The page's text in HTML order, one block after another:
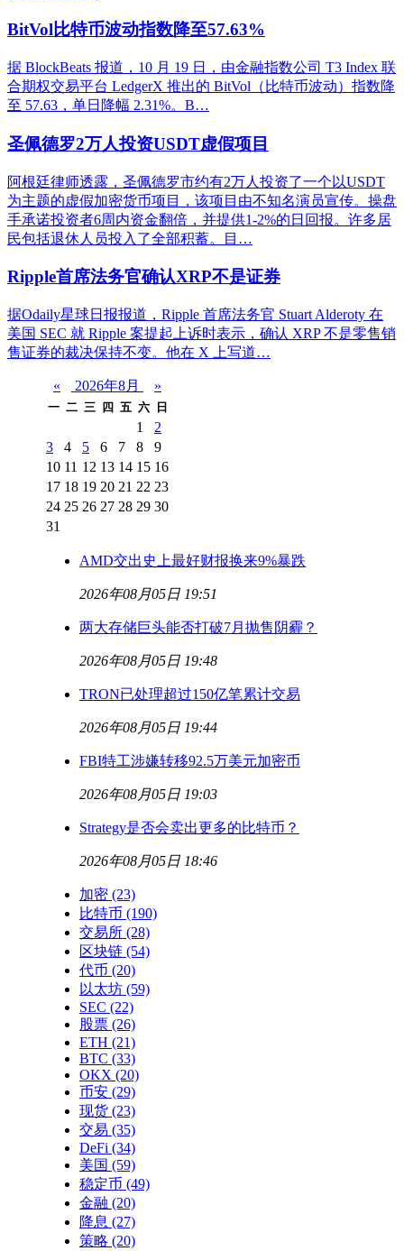
BitVol比特币波动指数降至57.63%
据 BlockBeats 报道，10 月 19 日，由金融指数公司 T3 Index 联
合期权交易平台 LedgerX 推出的 BitVol（比特币波动）指数降
至 57.63，单日降幅 2.31%。B…
圣佩德罗2万人投资USDT虚假项目
阿根廷律师透露，圣佩德罗市约有2万人投资了一个以USDT
为主题的虚假加密货币项目，该项目由不知名演员宣传。操盘
手承诺投资者6周内资金翻倍，并提供1-2%的日回报。许多居
民包括退休人员投入了全部积蓄。目…
Ripple首席法务官确认XRP不是证券
据Odaily星球日报报道，Ripple 首席法务官 Stuart Alderoty 在
美国 SEC 就 Ripple 案提起上诉时表示，确认 XRP 不是零售销
售证券的裁决保持不变。他在 X 上写道…
« 2026年8月 »
一 二 三 四 五 六 日
1
2
3
4 5 6 7 8
9
10 11 12 13 14 15 16
17 18 19 20 21 22 23
24 25 26 27 28 29 30
31
AMD交出史上最好财报换来9%暴跌
2026年08月05日 19:51
两大存储巨头能否打破7月抛售阴霾？
2026年08月05日 19:48
TRON已处理超过150亿笔累计交易
2026年08月05日 19:44
FBI特工涉嫌转移92.5万美元加密币
2026年08月05日 19:03
Strategy是否会卖出更多的比特币？
2026年08月05日 18:46
加密 (23)
比特币 (190)
交易所 (28)
区块链 (54)
代币 (20)
以太坊 (59)
SEC (22)
股票 (26)
ETH (21)
BTC (33)
OKX (20)
币安 (29)
现货 (23)
交易 (35)
DeFi (34)
美国 (59)
稳定币 (49)
金融 (20)
降息 (27)
策略 (20)